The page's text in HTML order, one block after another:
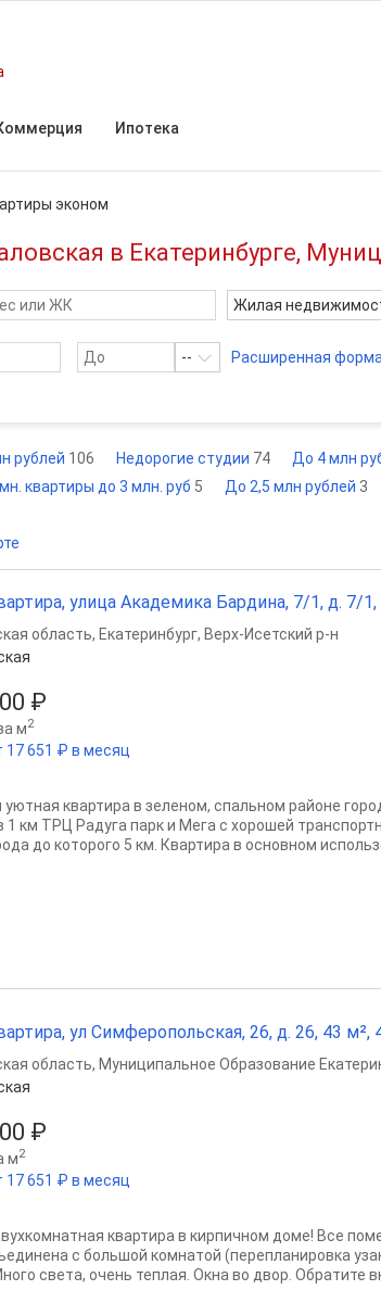
Ипотека
эконом
в Екатеринбурге,
Жилая
-- Расширенная форма
рублей 106 Недорогие студии 74 До 4 млн
квартиры до 3 млн. руб 5 До 2,5 млн рублей 3
улица Академика Бардина, 7/1, д. 7/1,
₽
м2
17 651 ₽ в месяц
область, Екатеринбург, Верх-Исетский р-н
уютная квартира в зеленом, спальном районе
1 км ТРЦ Радуга парк и Мега с хорошей
до которого 5 км. Квартира в основном
ул Симферопольская, 26, д. 26, 43 м²,
₽
м2
17 651 ₽ в месяц
область, Муниципальное Образование
квартира в кирпичном доме! Все
с большой комнатой (перепланировка
света, очень теплая. Окна во двор. Обратите